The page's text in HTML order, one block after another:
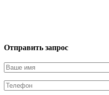
Отправить запрос